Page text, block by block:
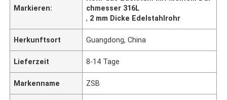
Markieren:
chmesser 316L
, 2 mm Dicke Edelstahlrohr
Herkunftsort Guangdong, China
Lieferzeit 8-14 Tage
Markenname ZSB